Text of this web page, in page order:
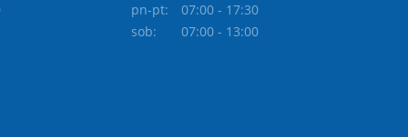
pn-pt:
07:00 - 17:30
sob:
07:00 - 13:00